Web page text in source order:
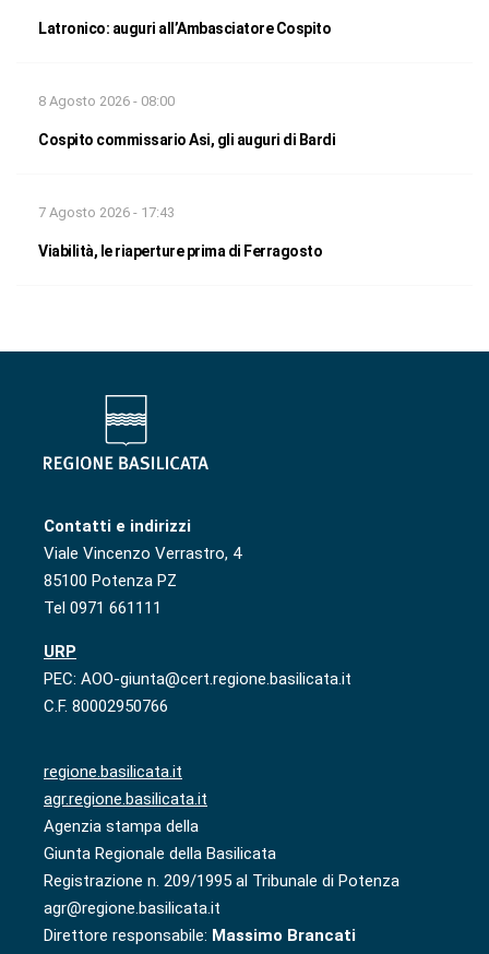
Latronico: auguri all’Ambasciatore Cospito
8 Agosto 2026 - 08:00
Cospito commissario Asi, gli auguri di Bardi
7 Agosto 2026 - 17:43
Viabilità, le riaperture prima di Ferragosto
Contatti e indirizzi
Viale Vincenzo Verrastro, 4
85100 Potenza PZ
Tel 0971 661111
URP
PEC: AOO-giunta@cert.regione.basilicata.it
C.F. 80002950766
regione.basilicata.it
agr.regione.basilicata.it
Agenzia stampa della
Giunta Regionale della Basilicata
Registrazione n. 209/1995 al Tribunale di Potenza
agr@regione.basilicata.it
Direttore responsabile: Massimo Brancati